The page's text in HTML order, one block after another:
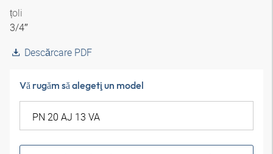
țoli
3/4″
Descărcare PDF
Vă rugăm să alegeţi un model